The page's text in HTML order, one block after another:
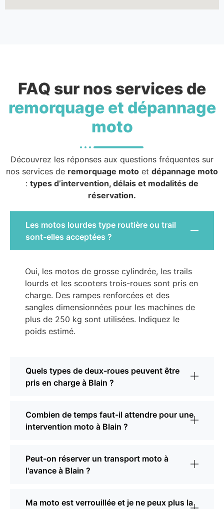
FAQ sur nos services de
remorquage et dépannage
moto
Découvrez les réponses aux questions fréquentes sur
nos services de remorquage moto et dépannage moto
: types d’intervention, délais et modalités de
réservation.
Les motos lourdes type routière ou trail
sont-elles acceptées ?
Oui, les motos de grosse cylindrée, les trails
lourds et les scooters trois-roues sont pris en
charge. Des rampes renforcées et des
sangles dimensionnées pour les machines de
plus de 250 kg sont utilisées. Indiquez le
poids estimé.
Quels types de deux-roues peuvent être
pris en charge à Blain ?
Combien de temps faut-il attendre pour une
intervention moto à Blain ?
Peut-on réserver un transport moto à
l'avance à Blain ?
Ma moto est verrouillée et je ne peux plus la